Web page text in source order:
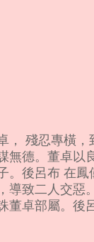
， 殘忍專橫，
無德。董卓以
。後呂布 在
導致二人交惡
董卓部屬。後